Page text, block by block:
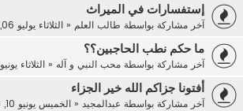
إستفسارات في الميراث
آخر مشاركة بواسطة طالب العلم« الثلاثاء يوليو 06, 2010 10:26 pm
ما حكم نطب الحاجبين؟؟
آخر مشاركة بواسطة محب النبي و آله« الثلاثاء يونيو 15, 2010 5:48 pm
أفتونا جزاكم الله خير الجزاء
آخر مشاركة بواسطة عبدالمجيد« الخميس يونيو 10, 2010 4:57 pm